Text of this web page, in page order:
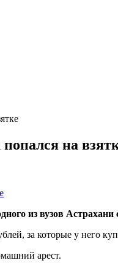
на
из вузов
за которые у него
арест.